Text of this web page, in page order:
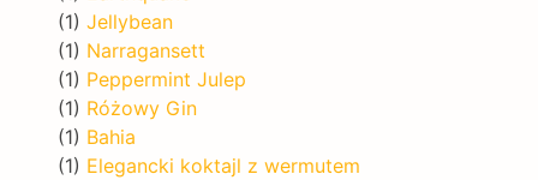
(1) Jellybean
(1) Narragansett
(1) Peppermint Julep
(1) Różowy Gin
(1) Bahia
(1) Elegancki koktajl z wermutem